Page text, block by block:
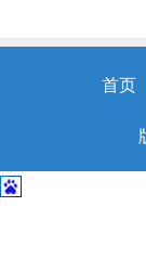
首页